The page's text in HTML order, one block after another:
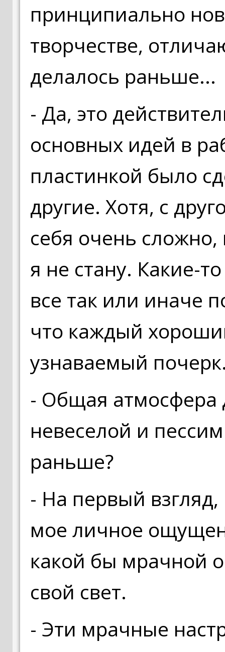
принципиально
творчестве,
делалось раньше...
- Да, это
основных идей в
пластинкой было
другие. Хотя, с
себя очень
я не стану. Какие-
все так или иначе
что каждый
узнаваемый
- Общая атмосфера
невеселой и
раньше?
- На первый
мое личное
какой бы мрачной
свой свет.
- Эти мрачные